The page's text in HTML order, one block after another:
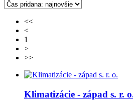
<<
<
1
>
>>
Klimatizácie - západ s. r.